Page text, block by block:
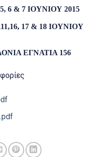
& 7 ΙΟΥΝΙΟΥ 2015
17 & 18 ΙΟΥΝΙΟΥ
ΕΓΝΑΤΙΑ 156